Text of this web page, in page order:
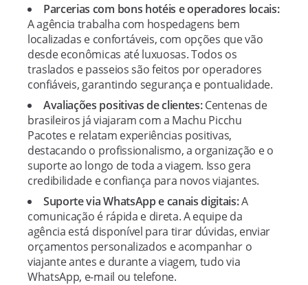
Parcerias com bons hotéis e operadores locais:
A agência trabalha com hospedagens bem
localizadas e confortáveis, com opções que vão
desde econômicas até luxuosas. Todos os
traslados e passeios são feitos por operadores
confiáveis, garantindo segurança e pontualidade.
Avaliações positivas de clientes:Centenas de
brasileiros já viajaram com a Machu Picchu
Pacotes e relatam experiências positivas,
destacando o profissionalismo, a organização e o
suporte ao longo de toda a viagem. Isso gera
credibilidade e confiança para novos viajantes.
Suporte via WhatsApp e canais digitais:A
comunicação é rápida e direta. A equipe da
agência está disponível para tirar dúvidas, enviar
orçamentos personalizados e acompanhar o
viajante antes e durante a viagem, tudo via
WhatsApp, e-mail ou telefone.